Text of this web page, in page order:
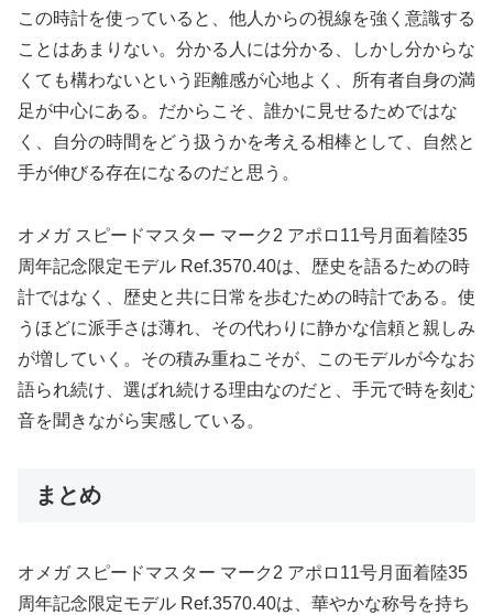
この時計を使っていると、他人からの視線を強く意識する
ことはあまりない。分かる人には分かる、しかし分からな
くても構わないという距離感が心地よく、所有者自身の満
足が中心にある。だからこそ、誰かに見せるためではな
く、自分の時間をどう扱うかを考える相棒として、自然と
手が伸びる存在になるのだと思う。
オメガ スピードマスター マーク2 アポロ11号月面着陸35
周年記念限定モデル Ref.3570.40は、歴史を語るための時
計ではなく、歴史と共に日常を歩むための時計である。使
うほどに派手さは薄れ、その代わりに静かな信頼と親しみ
が増していく。その積み重ねこそが、このモデルが今なお
語られ続け、選ばれ続ける理由なのだと、手元で時を刻む
音を聞きながら実感している。
まとめ
オメガ スピードマスター マーク2 アポロ11号月面着陸35
周年記念限定モデル Ref.3570.40は、華やかな称号を持ち